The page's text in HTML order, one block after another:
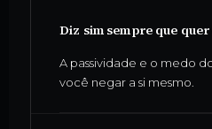
Diz sim sempre que
A passividade e o medo
você negar a si mesmo.